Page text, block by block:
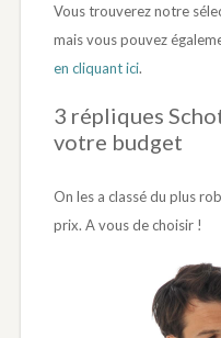
Vous trouverez notre
mais vous pouvez
en cliquant ici.
3 répliques
votre budget
On les a classé du plus
prix. A vous de choisir !